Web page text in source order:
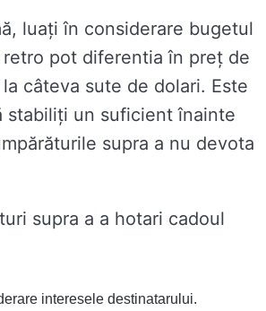
luați în considerare bugetul
pot diferentia în preț de
câteva sute de dolari. Este
stabiliți un suficient înainte
supra a nu devota
supra a a hotari cadoul
interesele destinatarului.